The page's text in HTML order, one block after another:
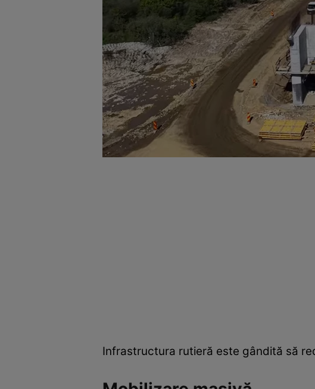
Infrastructura rutieră este gândită să